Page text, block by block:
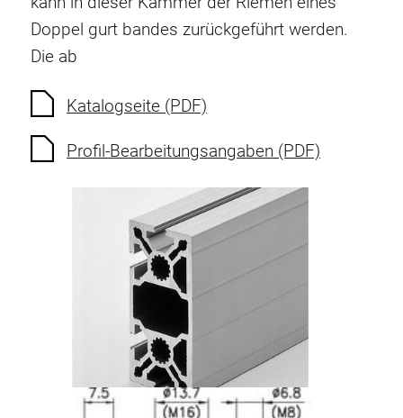
Doppel gurt bandes zurückgeführt werden.
Die ab
Katalogseite (PDF)
Profil-Bearbeitungsangaben (PDF)